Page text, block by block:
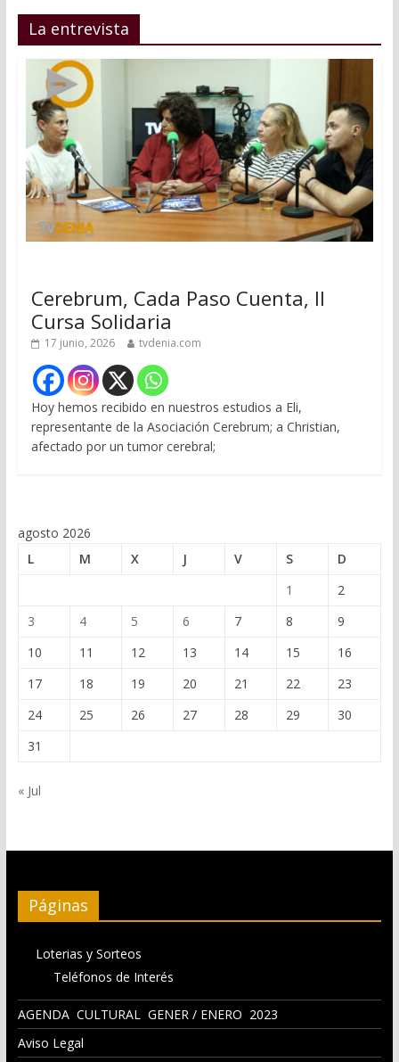
La entrevista
Cerebrum, Cada Paso Cuenta, II
Cursa Solidaria
17 junio, 2026 tvdenia.com
Hoy hemos recibido en nuestros estudios a Eli,
representante de la Asociación Cerebrum; a Christian,
afectado por un tumor cerebral;
agosto 2026
L
M X J V S
D
1
2
3
4 5 6 7 8
9
10
11 12 13 14 15
16
17
18 19 20 21 22
23
24
25 26 27 28 29
30
31
« Jul
Páginas
Loterias y Sorteos
Teléfonos de Interés
AGENDA CULTURAL GENER / ENERO 2023
Aviso Legal